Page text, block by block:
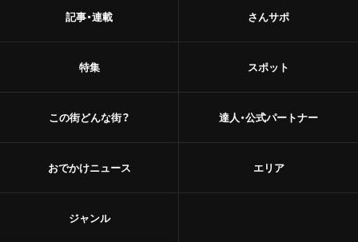
記事・連載
特集
この街どんな街？
おでかけニュース
さんサポ
スポット
達人・公式パートナー
エリア
ジャンル